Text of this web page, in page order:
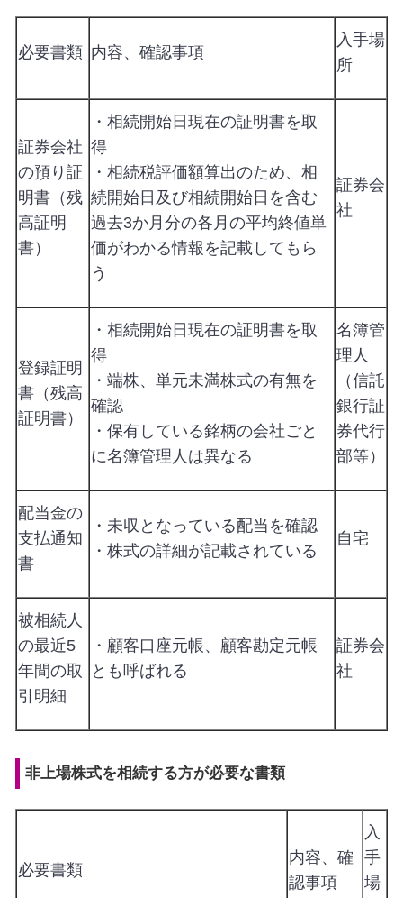
必要書類 内容、確認事項
入手場
所
証券会社
の預り証
明書（残
高証明
書）
・相続開始日現在の証明書を取
得
・相続税評価額算出のため、相
続開始日及び相続開始日を含む
過去3か月分の各月の平均終値単
価がわかる情報を記載してもら
う
証券会
社
登録証明
書（残高
証明書）
・相続開始日現在の証明書を取
得
・端株、単元未満株式の有無を
確認
・保有している銘柄の会社ごと
に名簿管理人は異なる
名簿管
理人
（信託
銀行証
券代行
部等）
配当金の
支払通知
書
・未収となっている配当を確認
・株式の詳細が記載されている
自宅
被相続人
の最近5
年間の取
引明細
・顧客口座元帳、顧客勘定元帳
とも呼ばれる
証券会
社
非上場株式を相続する方が必要な書類
必要書類
内容、確
認事項
入
手
場